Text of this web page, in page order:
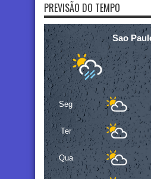
PREVISÃO DO TEMPO
Sao
Seg
Ter
Qua